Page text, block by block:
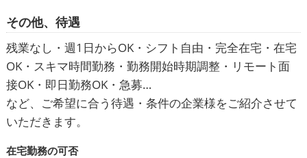
その他、待遇
残業なし・週1日からOK・シフト自由・完全在宅・在宅
OK・スキマ時間勤務・勤務開始時期調整・リモート面
接OK・即日勤務OK・急募…
など、ご希望に合う待遇・条件の企業様をご紹介させて
いただきます。
在宅勤務の可否